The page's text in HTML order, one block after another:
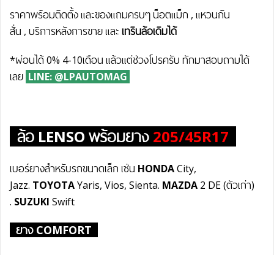
ราคาพร้อมติดตั้ง และของแถมครบๆ น็อตแม็ก , แหวนกัน
สั่น , บริการหลังการขาย และ เทรินล้อเดิมได้
*ผ่อนได้ 0% 4-10เดือน แล้วแต่ช่วงโปรครับ ทักมาสอบถามได้
เลย LINE: @LPAUTOMAG
ล้อ LENSO พร้อมยาง 205/45R17
เบอร์ยางสำหรับรถขนาดเล็ก เช่น HONDACity,
Jazz. TOYOTAYaris, Vios, Sienta. MAZDA 2 DE (ตัวเก่า)
. SUZUKI Swift
ยาง COMFORT